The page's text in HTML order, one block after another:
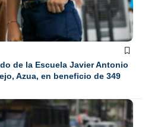
de la Escuela Javier Antonio
Azua, en beneficio de 349